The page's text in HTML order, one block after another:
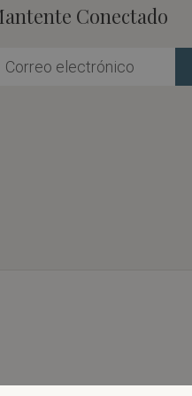
Conectado